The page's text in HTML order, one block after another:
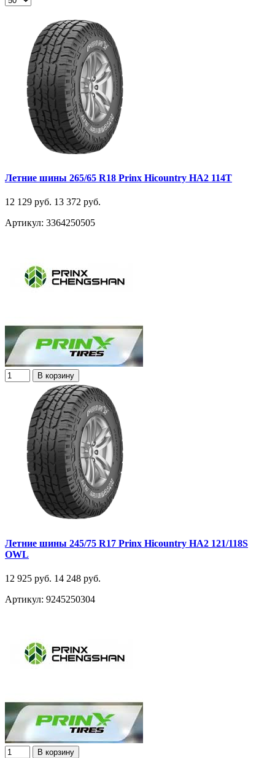
Летние шины 265/65 R18 Prinx Hicountry HA2 114T
12 129 руб. 13 372 руб.
Артикул: 3364250505
В корзину
Летние шины 245/75 R17 Prinx Hicountry HA2 121/118S
OWL
12 925 руб. 14 248 руб.
Артикул: 9245250304
В корзину